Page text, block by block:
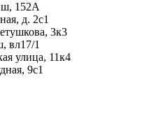
ш, 152А
д. 2с1
3к3
вл17/1
улица, 11к4
9с1